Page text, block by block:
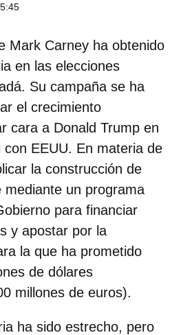
Mark Carney ha obtenido
en las elecciones
Su campaña se ha
el crecimiento
cara a Donald Trump en
EEUU. En materia de
la construcción de
un programa
para financiar
y apostar por la
la que ha prometido
de dólares
millones de euros).
ha sido estrecho, pero